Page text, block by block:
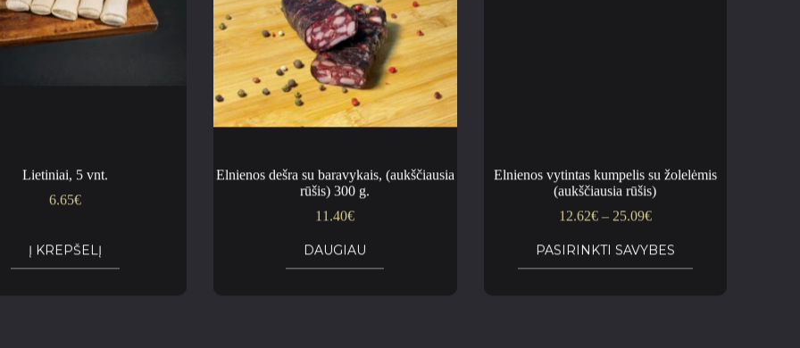
Lietiniai, 5 vnt.
6.65€
Į KREPŠELĮ
Elnienos dešra su baravykais, (aukščiausia
rūšis) 300 g.
11.40€
DAUGIAU
Elnienos vytintas kumpelis su žolelėmis
(aukščiausia rūšis)
12.62€– 25.09€
PASIRINKTI SAVYBES